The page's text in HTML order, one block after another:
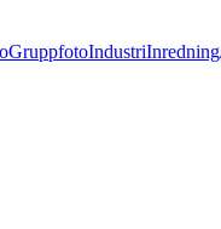
GruppfotoIndustri